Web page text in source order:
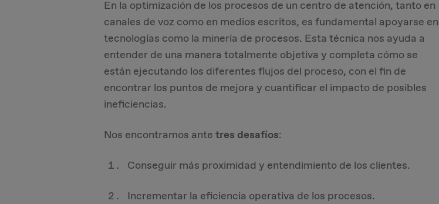
En la optimización de los procesos de un centro de atención, tanto en
canales de voz como en medios escritos, es fundamental apoyarse en
tecnologías como la minería de procesos. Esta técnica nos ayuda a
entender de una manera totalmente objetiva y completa cómo se
están ejecutando los diferentes flujos del proceso, con el fin de
encontrar los puntos de mejora y cuantificar el impacto de posibles
ineficiencias.
Nos encontramos antetres desafíos:
Conseguir más proximidad y entendimiento de los clientes.​
Incrementar la eficiencia operativa de los procesos​.